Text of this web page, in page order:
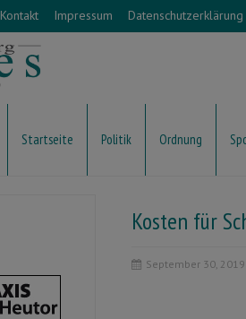
Kontakt Impressum Datenschutzerklärung
Startseite Politik Ordnung
Kosten für
September 30, 2019